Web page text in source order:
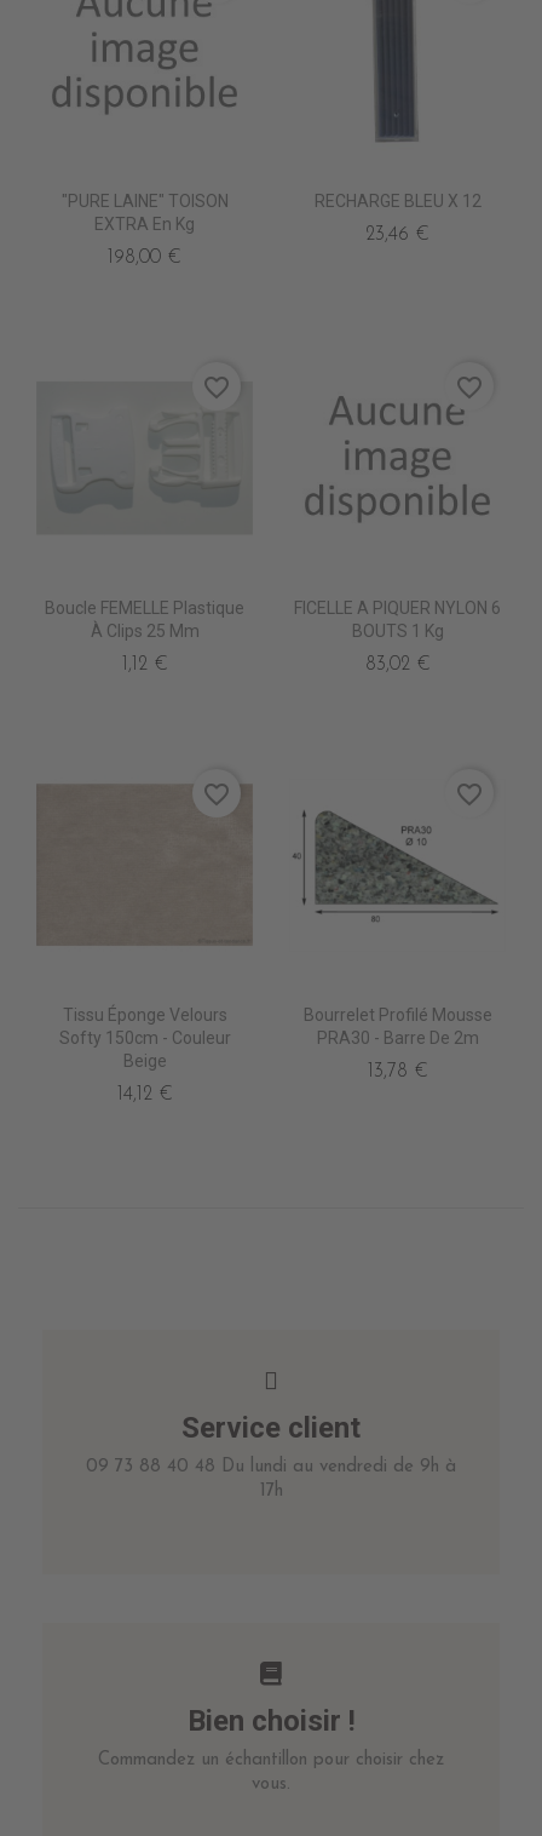
"PURE LAINE" TOISON
EXTRA En Kg
198,00 €
RECHARGE BLEU X 12
23,46 €
Boucle FEMELLE Plastique
À Clips 25 Mm
1,12 €
favorite_border
FICELLE A PIQUER NYLON 6
BOUTS 1 Kg
83,02 €
favorite_border
Tissu Éponge Velours
Softy 150cm - Couleur
Beige
14,12 €
favorite_border
Bourrelet Profilé Mousse
PRA30 - Barre De 2m
13,78 €
favorite_border
Service client
09 73 88 40 48 Du lundi au vendredi de 9h à
17h
Bien choisir !
Commandez un échantillon pour choisir chez
vous.